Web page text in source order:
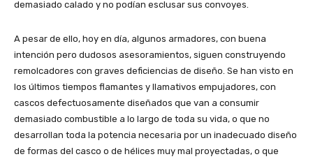
demasiado calado y no podían esclusar sus convoyes.
A pesar de ello, hoy en día, algunos armadores, con buena
intención pero dudosos asesoramientos, siguen construyendo
remolcadores con graves deficiencias de diseño. Se han visto en
los últimos tiempos flamantes y llamativos empujadores, con
cascos defectuosamente diseñados que van a consumir
demasiado combustible a lo largo de toda su vida, o que no
desarrollan toda la potencia necesaria por un inadecuado diseño
de formas del casco o de hélices muy mal proyectadas, o que